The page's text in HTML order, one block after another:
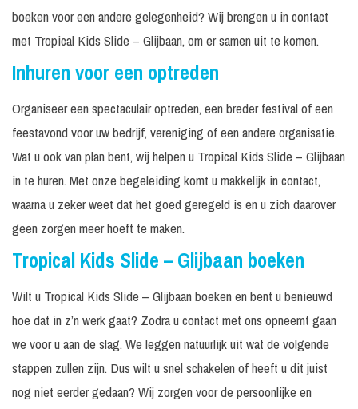
boeken voor een andere gelegenheid? Wij brengen u in contact
met Tropical Kids Slide – Glijbaan, om er samen uit te komen.
Inhuren voor een optreden
Organiseer een spectaculair optreden, een breder festival of een
feestavond voor uw bedrijf, vereniging of een andere organisatie.
Wat u ook van plan bent, wij helpen u Tropical Kids Slide – Glijbaan
in te huren. Met onze begeleiding komt u makkelijk in contact,
waarna u zeker weet dat het goed geregeld is en u zich daarover
geen zorgen meer hoeft te maken.
Tropical Kids Slide – Glijbaan boeken
Wilt u Tropical Kids Slide – Glijbaan boeken en bent u benieuwd
hoe dat in z’n werk gaat? Zodra u contact met ons opneemt gaan
we voor u aan de slag. We leggen natuurlijk uit wat de volgende
stappen zullen zijn. Dus wilt u snel schakelen of heeft u dit juist
nog niet eerder gedaan? Wij zorgen voor de persoonlijke en